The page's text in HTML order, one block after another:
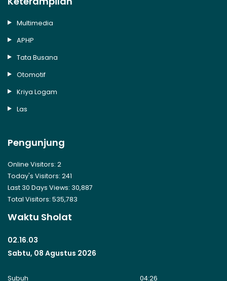
Multimedia
APHP
Tata Busana
Otomotif
Kriya Logam
Las
Pengunjung
Online Visitors: 2
Today's Visitors: 241
Last 30 Days Views: 30,887
Total Visitors: 535,783
Waktu Sholat
02.16.03
Sabtu, 08 Agustus 2026
Subuh 04:26